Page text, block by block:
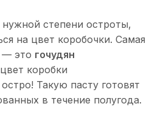
степени остроты,
на цвет коробочки. Самая
— это гочудян
коробки
Такую пасту готовят
в течение полугода.